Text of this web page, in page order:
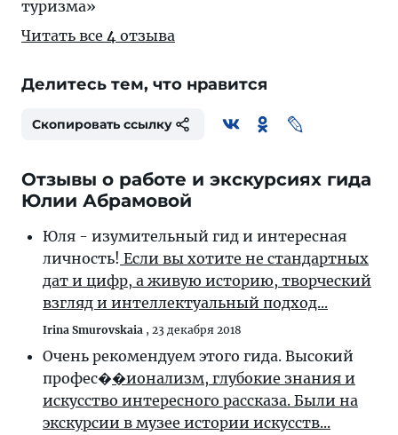
туризма»
Читать все 4 отзыва
Делитесь тем, что нравится
Скопировать ссылку
Отзывы о работе и экскурсиях гида
Юлии Абрамовой
Юля - изумительный гид и интересная
личность! Если вы хотите не стандартных
дат и цифр, а живую историю, творческий
взгляд и интеллектуальный подход...
Irina Smurovskaia , 23 декабря 2018
Очень рекомендуем этого гида. Высокий
профес��ионализм, глубокие знания и
искусство интересного рассказа. Были на
экскурсии в музее истории искусств...